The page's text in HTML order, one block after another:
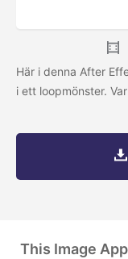
Här i denna After
i ett loopmönster.
This Image